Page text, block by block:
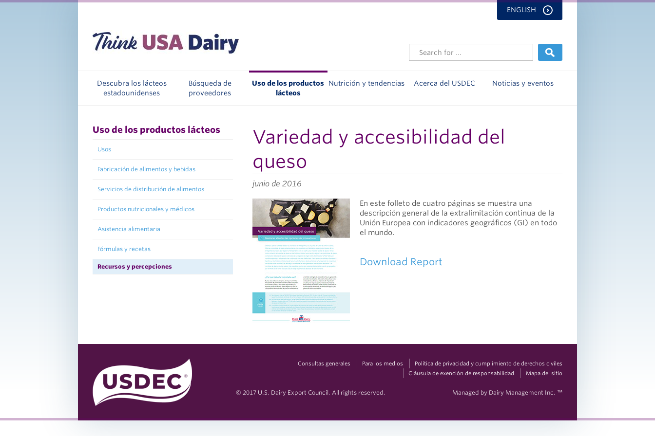
ENGLISH
Descubra los lácteos
estadounidenses
Búsqueda de
proveedores
Uso de los productos
lácteos
Nutrición y tendencias Acerca del USDEC Noticias y eventos
Uso de los productos lácteos
Usos
Fabricación de alimentos y bebidas
Servicios de distribución de alimentos
Productos nutricionales y médicos
Asistencia alimentaria
Fórmulas y recetas
Recursos y percepciones
Variedad y accesibilidad del
queso
junio de 2016
En este folleto de cuatro páginas se muestra una
descripción general de la extralimitación continua de la
Unión Europea con indicadores geográficos (GI) en todo
el mundo.
Download Report
Consultas generales Para los medios
Política de privacidad y cumplimiento de derechos civiles
Cláusula de exención de responsabilidad
Mapa del sitio
© 2017 U.S. Dairy Export Council. All rights reserved. Managed by Dairy Management Inc. ™